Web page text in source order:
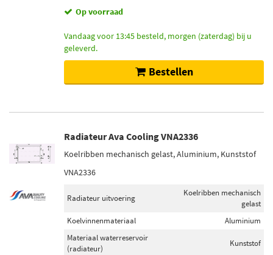
Op voorraad
Vandaag voor 13:45 besteld, morgen (zaterdag) bij u
geleverd.
Bestellen
Radiateur Ava Cooling VNA2336
Koelribben mechanisch gelast, Aluminium, Kunststof
VNA2336
Radiateur uitvoering
Koelribben mechanisch
gelast
Koelvinnenmateriaal
Aluminium
Materiaal waterreservoir
(radiateur)
Kunststof